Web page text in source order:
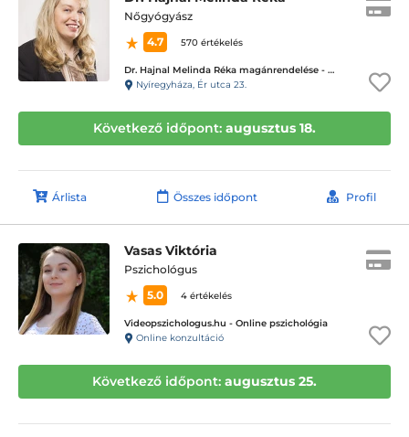
Nőgyógyász
4.7
570 értékelés
Dr. Hajnal Melinda Réka magánrendelése - Nyíregyháza
Nyíregyháza, Ér utca 23.
Következő időpont: augusztus 18.
Árlista Összes időpont Profil
Vasas Viktória
Pszichológus
5.0
4 értékelés
Videopszichologus.hu - Online pszichológia
Online konzultáció
Következő időpont: augusztus 25.